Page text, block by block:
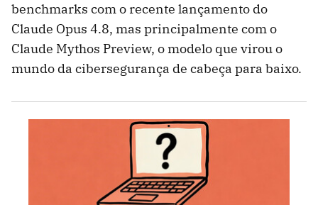
benchmarks com o recente lançamento do
Claude Opus 4.8, mas principalmente com o
Claude Mythos Preview, o modelo que virou o
mundo da cibersegurança de cabeça para baixo.